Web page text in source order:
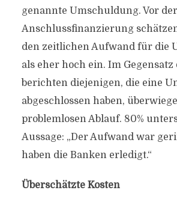
genannte Umschuldung. Vor der
Anschlussfinanzierung
den zeitlichen Aufwand für die
als eher hoch ein. Im Gegensatz
berichten diejenigen, die eine
abgeschlossen haben,
problemlosen Ablauf. 80%
Aussage: „Der Aufwand war
haben die Banken erledigt.“
Überschätzte Kosten